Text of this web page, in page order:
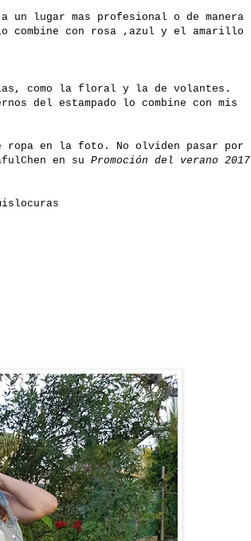
un lugar mas profesional o de manera
combine con rosa ,azul y el amarillo
como la floral y la de volantes.
del estampado lo combine con mis
ropa en la foto. No olviden pasar por
en su Promoción del verano 2017